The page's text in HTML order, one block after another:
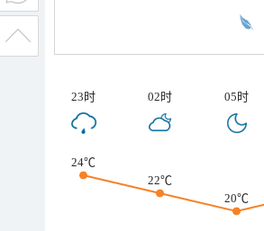
23时 02时 05时
24℃
22℃
20℃